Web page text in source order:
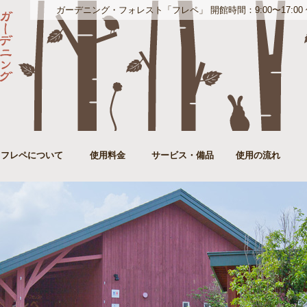
ガーデニング・フォレスト「フレペ」 開館時間：9:00〜
フレペについて 使用料金 サービス・備品 使用の流れ